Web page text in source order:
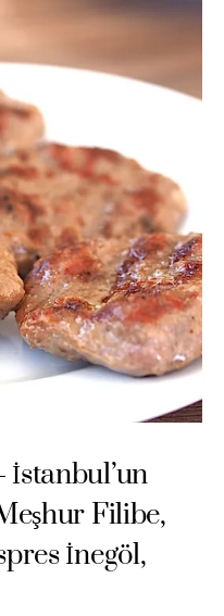
İstanbul’un
Filibe,
İnegöl,